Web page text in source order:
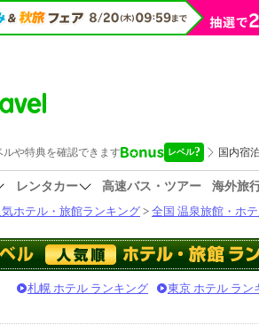
レンタカー 高速バス・ツアー
海外旅
気ホテル・旅館ランキング > 全国 温泉旅館・ホ
札幌 ホテル ランキング 東京 ホテル ラン